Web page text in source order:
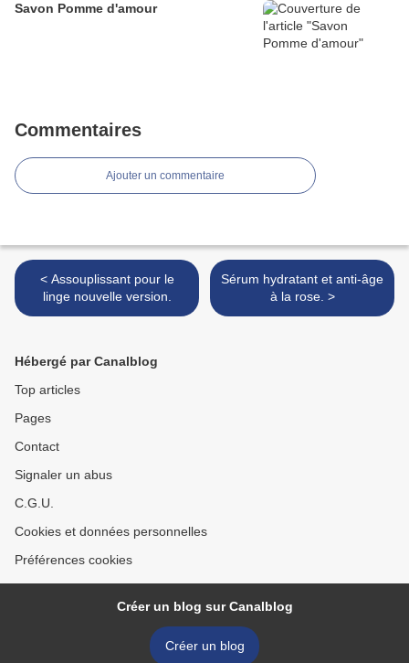
Savon Pomme d'amour
Commentaires
Ajouter un commentaire
< Assouplissant pour le
linge nouvelle version.
Sérum hydratant et anti-âge
à la rose. >
Hébergé par Canalblog
Top articles
Pages
Contact
Signaler un abus
C.G.U.
Cookies et données personnelles
Préférences cookies
Créer un blog sur Canalblog
Créer un blog